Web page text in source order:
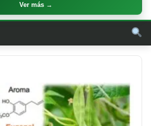
Ver más →